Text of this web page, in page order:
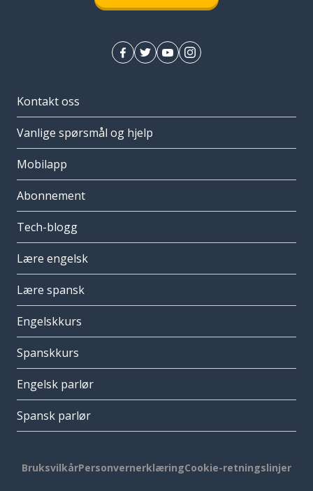
Kontakt oss
Vanlige spørsmål og hjelp
Mobilapp
Abonnement
Tech-blogg
Lære engelsk
Lære spansk
Engelskkurs
Spanskkurs
Engelsk parlør
Spansk parlør
BruksvilkårPersonvernerklæringCookie-retningslinjer